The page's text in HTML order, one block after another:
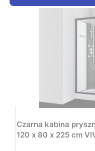
Czarna kabina
120 x 80 x 225 cm